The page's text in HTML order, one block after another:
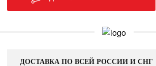
ДОСТАВКА ПО ВСЕЙ РОССИИ И СНГ